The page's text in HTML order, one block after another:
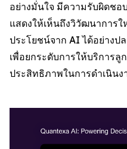
อย่างมั่นใจ มีความรับผิดชอ
แสดงให้เห็นถึงวิวัฒนาการ
ประโยชน์จาก AI ได้อย่าง
เพื่อยกระดับการให้บริการลู
ประสิทธิภาพในการดำเนินง